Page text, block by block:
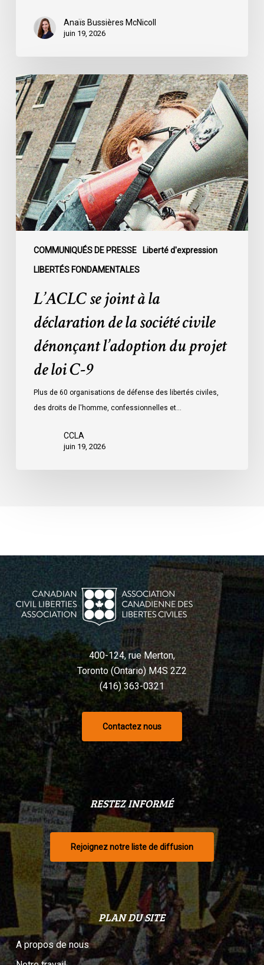
Québec
Anaïs Bussières McNicoll
juin 19, 2026
COMMUNIQUÉS DE PRESSE Liberté d'expression
LIBERTÉS FONDAMENTALES
L’ACLC
se
joint
à
la
déclaration
de
la
société
civile
l’adoption
L’ACLC se joint à la
déclaration de la société civile
dénonçant l’adoption du projet
de loi C-9
Plus de 60 organisations de défense des libertés civiles,
des droits de l'homme, confessionnelles et…
CCLA
juin 19, 2026
400-124, rue Merton,
Toronto (Ontario) M4S 2Z2
(416) 363-0321
Contactez nous
RESTEZ INFORMÉ
Rejoignez notre liste de diffusion
PLAN DU SITE
A propos de nous